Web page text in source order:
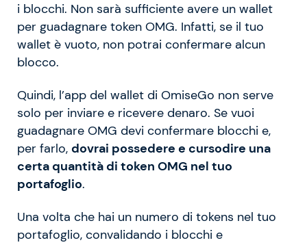
i blocchi. Non sarà sufficiente avere un wallet
per guadagnare token OMG. Infatti, se il tuo
wallet è vuoto, non potrai confermare alcun
blocco.
Quindi, l’app del wallet di OmiseGo non serve
solo per inviare e ricevere denaro. Se vuoi
guadagnare OMG devi confermare blocchi e,
per farlo, dovrai possedere e cursodire una
certa quantità di token OMG nel tuo
portafoglio.
Una volta che hai un numero di tokens nel tuo
portafoglio, convalidando i blocchi e